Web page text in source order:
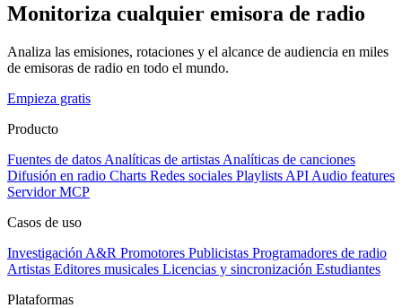
Monitoriza cualquier emisora de radio
Analiza las emisiones, rotaciones y el alcance de audiencia en miles
de emisoras de radio en todo el mundo.
Empieza gratis
Producto
Fuentes de datos Analíticas de artistas Analíticas de canciones
Difusión en radio Charts Redes sociales Playlists API Audio features
Servidor MCP
Casos de uso
Investigación A&R Promotores Publicistas Programadores de radio
Artistas Editores musicales Licencias y sincronización Estudiantes
Plataformas